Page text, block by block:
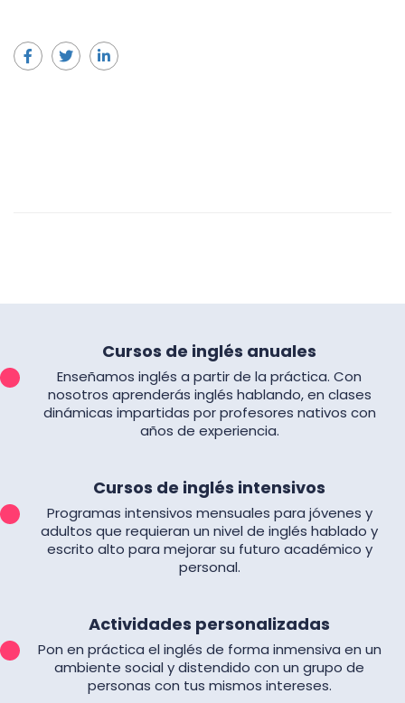
Cursos de inglés anuales
Enseñamos inglés a partir de la práctica. Con
nosotros aprenderás inglés hablando, en clases
dinámicas impartidas por profesores nativos con
años de experiencia.
Cursos de inglés intensivos
Programas intensivos mensuales para jóvenes y
adultos que requieran un nivel de inglés hablado y
escrito alto para mejorar su futuro académico y
personal.
Actividades personalizadas
Pon en práctica el inglés de forma inmensiva en un
ambiente social y distendido con un grupo de
personas con tus mismos intereses.